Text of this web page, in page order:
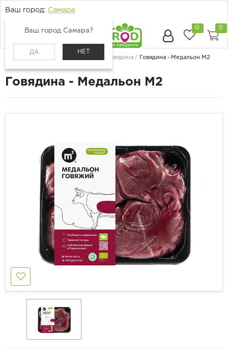
Ваш город: Самара
Ваш город Самара?
ДА НЕТ
0 0
Говядина Говядина - Медальон М2
Говядина - Медальон М2